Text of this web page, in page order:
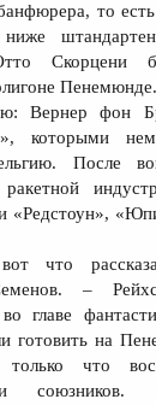
то
Скорцени
Пенемюнде.
Вернер фон
которыми
После
ракетной
«Редстоун»,
что
–
главе
готовить на
что